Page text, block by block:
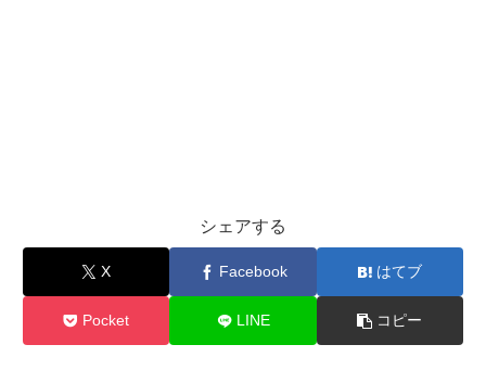
シェアする
X Facebook はてブ
Pocket LINE コピー